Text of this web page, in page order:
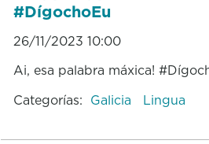
#DígochoEu
26/11/2023 10:00
Ai, esa palabra máxica!
Categorías: Galicia Lingua